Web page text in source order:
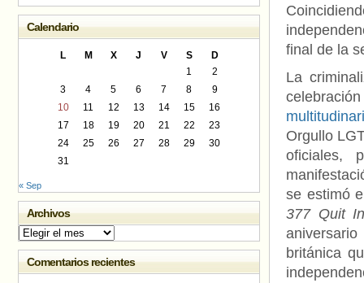
final de la
La
Orgullo
oficiales,
se estimó
377 Quit
aniversario
británica
Calendario
L M X J V S
D
1
2
3
4 5 6 7 8
9
10
11 12 13 14 15
16
17
18 19 20 21 22
23
24
25 26 27 28 29
30
31
« Sep
Archivos
Archivos
Comentarios recientes